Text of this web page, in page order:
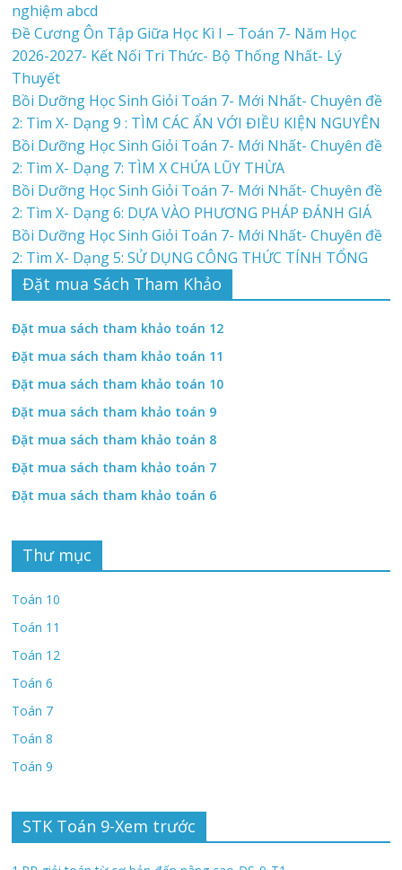
nghiệm abcd
Đề Cương Ôn Tập Giữa Học Kì I – Toán 7- Năm Học
2026-2027- Kết Nối Tri Thức- Bộ Thống Nhất- Lý
Thuyết
Bồi Dưỡng Học Sinh Giỏi Toán 7- Mới Nhất- Chuyên đề
2: Tìm X- Dạng 9 : TÌM CÁC ẨN VỚI ĐIỀU KIỆN NGUYÊN
Bồi Dưỡng Học Sinh Giỏi Toán 7- Mới Nhất- Chuyên đề
2: Tìm X- Dạng 7: TÌM X CHỨA LŨY THỪA
Bồi Dưỡng Học Sinh Giỏi Toán 7- Mới Nhất- Chuyên đề
2: Tìm X- Dạng 6: DỰA VÀO PHƯƠNG PHÁP ĐÁNH GIÁ
Bồi Dưỡng Học Sinh Giỏi Toán 7- Mới Nhất- Chuyên đề
2: Tìm X- Dạng 5: SỬ DỤNG CÔNG THỨC TÍNH TỔNG
Đặt mua Sách Tham Khảo
Đặt mua sách tham khảo toán 12
Đặt mua sách tham khảo toán 11
Đặt mua sách tham khảo toán 10
Đặt mua sách tham khảo toán 9
Đặt mua sách tham khảo toán 8
Đặt mua sách tham khảo toán 7
Đặt mua sách tham khảo toán 6
Thư mục
Toán 10
Toán 11
Toán 12
Toán 6
Toán 7
Toán 8
Toán 9
STK Toán 9-Xem trước